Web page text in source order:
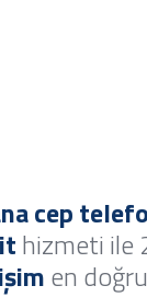
cep
hizmeti ile
en